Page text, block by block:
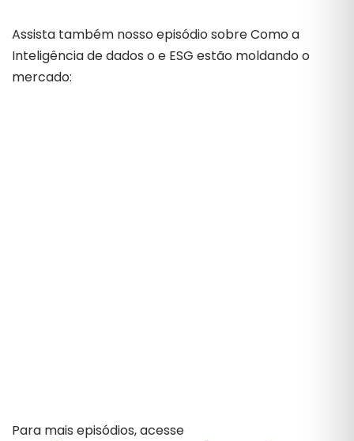
Assista também nosso episódio sobre Como a
Inteligência de dados o e ESG estão moldando o
mercado:
Para mais episódios, acesse